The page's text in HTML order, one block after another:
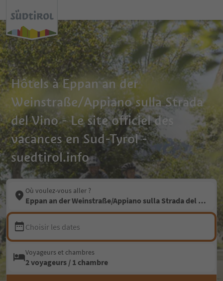
Hôtels à Eppan an der
Weinstraße/Appiano sulla Strada
del Vino - Le site officiel des
vacances en Sud-Tyrol -
suedtirol.info
Où voulez-vous aller ?
Eppan an der Weinstraße/Appiano sulla Strada del Vino
Choisir les dates
Voyageurs et chambres
2 voyageurs / 1 chambre